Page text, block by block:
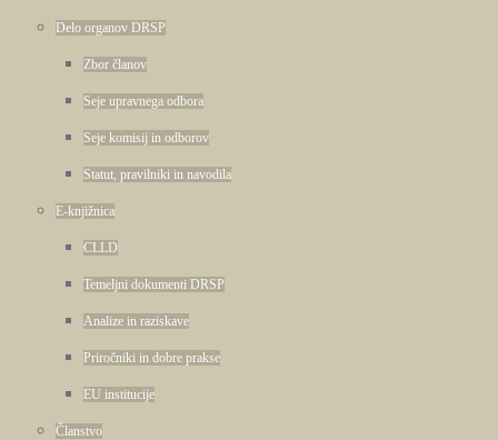
Delo organov DRSP
Zbor članov
Seje upravnega odbora
Seje komisij in odborov
Statut, pravilniki in navodila
E-knjižnica
CLLD
Temeljni dokumenti DRSP
Analize in raziskave
Priročniki in dobre prakse
EU institucije
Članstvo